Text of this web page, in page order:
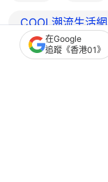
COOL潮流生活網
在Google
追蹤《香港01》